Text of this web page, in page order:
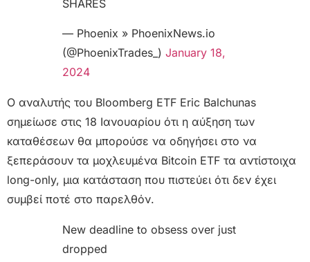
SHARES
— Phoenix » PhoenixNews.io
(@PhoenixTrades_) January 18,
2024
Ο αναλυτής του Bloomberg ETF Eric Balchunas
σημείωσε στις 18 Ιανουαρίου ότι η αύξηση των
καταθέσεων θα μπορούσε να οδηγήσει στο να
ξεπεράσουν τα μοχλευμένα Bitcoin ETF τα αντίστοιχα
long-only, μια κατάσταση που πιστεύει ότι δεν έχει
συμβεί ποτέ στο παρελθόν.
New deadline to obsess over just
dropped